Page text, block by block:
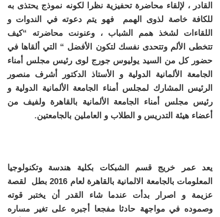
القادر ، لإلقاء محاضرة تحفيزية نظرا لكونه نموذج يحتذى به
للكافة خاصة لذوى الهمم فهو يتم دعوته في الندوات و
اللقاءات لشخذ همم الشباب ، وعنونت محاضرته “كيف
تتخطى الألم وتتحدى نفسك لتكون الأفضل “ التي ألقاها في
حضور كل من السيد يوليوس جورج لوى رئيس مجلس أمناء
الجامعة الألمانية الدولية و الأستاذ الدكتور أشرف منصور
الرئيس المشارك لمجلس أمناء الجامعة الألمانية الدولية و
رئيس مجلس أمناء الجامعة الألمانية بالقاهرة ولفيف من
أعضاء هيئة التدريس و الطلاب و العاملين بالجامعتين.
يعد عمر خريج قسم الشبكات بكلية هندسة وتكنولوجيا
المعلومات بالجامعة الالمانية بالقاهرة لعام 2016 بطل لقصة
عزيمة و اصرار بدأت عندما شاء القدر أن يختبر قوته
وصموده في مواجهة حادثا مفجعا أجبره على تغير مساره